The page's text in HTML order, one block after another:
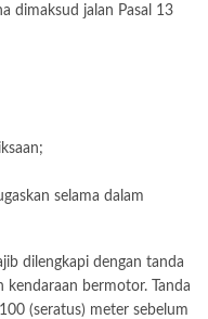
dimaksud jalan Pasal 13
selama dalam
dilengkapi dengan tanda
kendaraan bermotor. Tanda
(seratus) meter sebelum